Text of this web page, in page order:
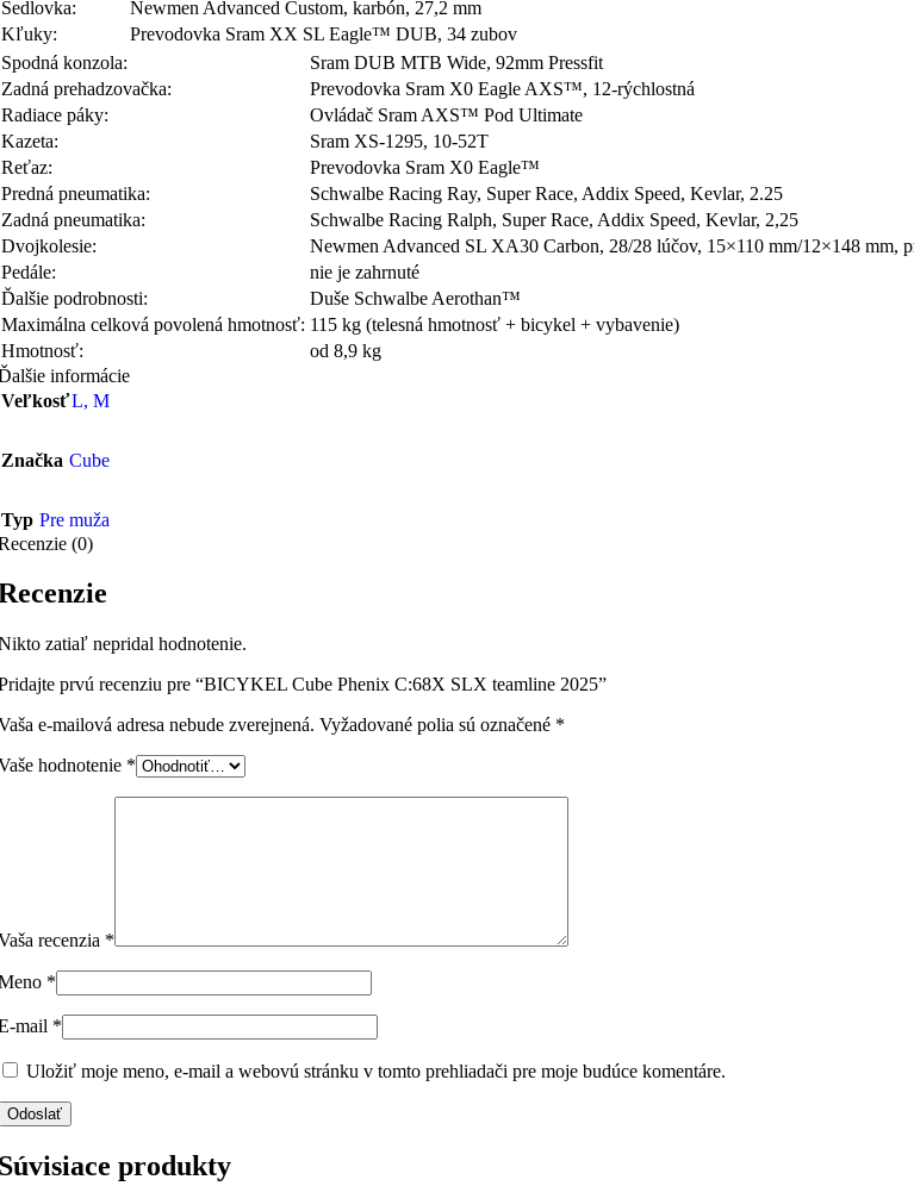
Sedlovka:
Newmen Advanced Custom, karbón, 27,2 mm
Kľuky:
Prevodovka Sram XX SL Eagle™ DUB, 34 zubov
Spodná konzola:
Sram DUB MTB Wide, 92mm Pressfit
Zadná prehadzovačka:
Prevodovka Sram X0 Eagle AXS™, 12-rýchlostná
Radiace páky:
Ovládač Sram AXS™ Pod Ultimate
Kazeta:
Sram XS-1295, 10-52T
Reťaz:
Prevodovka Sram X0 Eagle™
Predná pneumatika:
Schwalbe Racing Ray, Super Race, Addix Speed, Kevlar, 2.25
Zadná pneumatika:
Schwalbe Racing Ralph, Super Race, Addix Speed, Kevlar, 2,25
Dvojkolesie:
Newmen Advanced SL XA30 Carbon, 28/28 lúčov, 15×110 mm/12×148 mm,
Pedále:
nie je zahrnuté
Ďalšie podrobnosti:
Duše Schwalbe Aerothan™
Maximálna celková povolená hmotnosť: 115 kg (telesná hmotnosť + bicykel + vybavenie)
Hmotnosť:
od 8,9 kg
informácie
VeľkosťL, M
Značka Cube
Typ Pre muža
(0)
zatiaľ nepridal hodnotenie.
prvú recenziu pre “BICYKEL Cube Phenix C:68X SLX teamline 2025”
e-mailová adresa nebude zverejnená. Vyžadované polia sú označené *
hodnotenie *
recenzia *
*
mail *
Uložiť moje meno, e-mail a webovú stránku v tomto prehliadači pre moje budúce komentáre.
produkty